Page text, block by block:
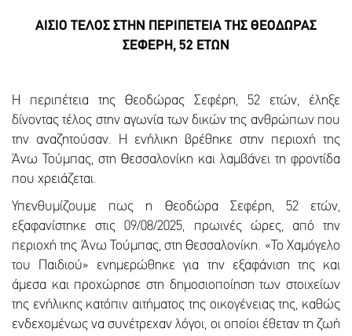
ΑΙΣΙΟ ΤΕΛΟΣ ΣΤΗΝ ΠΕΡΙΠΕΤΕΙΑ ΤΗΣ ΘΕΟΔΩΡΑΣ
ΣΕΦΕΡΗ, 52 ΕΤΩΝ
Η περιπέτεια της Θεοδώρας Σεφέρη, 52 ετών, έληξε
δίνοντας τέλος στην αγωνία των δικών της ανθρώπων που
την αναζητούσαν. Η ενήλικη βρέθηκε στην περιοχή της
Άνω Τούμπας, στη Θεσσαλονίκη και λαμβάνει τη φροντίδα
που χρειάζεται.
Υπενθυμίζουμε πως η Θεοδώρα Σεφέρη, 52 ετών,
εξαφανίστηκε στις 09/08/2025, πρωινές ώρες, από την
περιοχή της Άνω Τούμπας, στη Θεσσαλονίκη. «Το Χαμόγελο
του Παιδιού» ενημερώθηκε για την εξαφάνιση της και
άμεσα και προχώρησε στη δημοσιοποίηση των στοιχείων
της ενήλικης κατόπιν αιτήματος της οικογένειας της, καθώς
ενδεχομένως να συνέτρεχαν λόγοι, οι οποίοι έθεταν τη ζωή